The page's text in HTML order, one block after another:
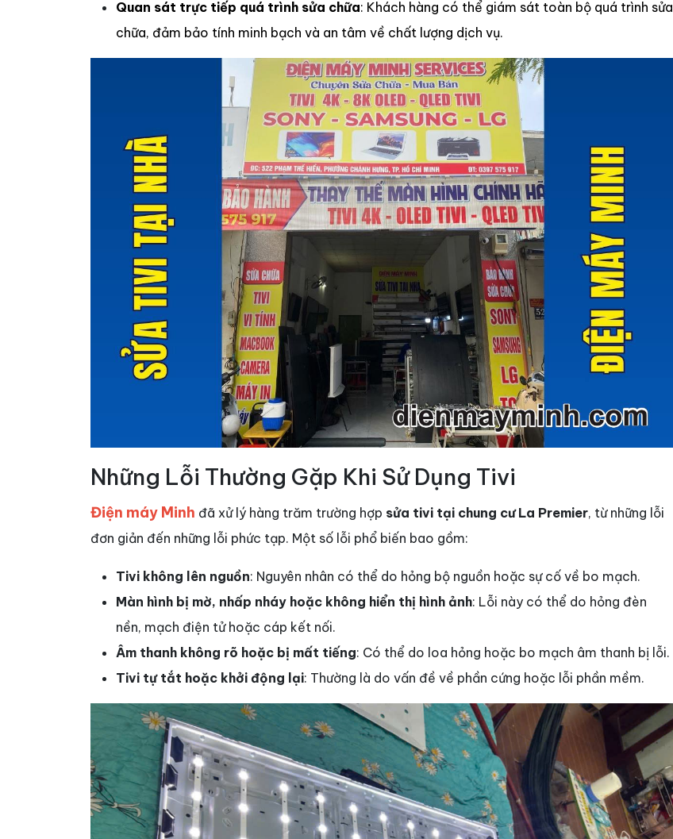
Quan sát trực tiếp quá trình sửa chữa: Khách hàng có thể giám sát toàn bộ quá trình sửa
chữa, đảm bảo tính minh bạch và an tâm về chất lượng dịch vụ.
Những Lỗi Thường Gặp Khi Sử Dụng Tivi
Điện máy Minh đã xử lý hàng trăm trường hợp sửa tivi tại chung cư La Premier, từ những lỗi
đơn giản đến những lỗi phức tạp. Một số lỗi phổ biến bao gồm:
Tivi không lên nguồn: Nguyên nhân có thể do hỏng bộ nguồn hoặc sự cố về bo mạch.
Màn hình bị mờ, nhấp nháy hoặc không hiển thị hình ảnh: Lỗi này có thể do hỏng đèn
nền, mạch điện tử hoặc cáp kết nối.
Âm thanh không rõ hoặc bị mất tiếng: Có thể do loa hỏng hoặc bo mạch âm thanh bị lỗi.
Tivi tự tắt hoặc khởi động lại: Thường là do vấn đề về phần cứng hoặc lỗi phần mềm.